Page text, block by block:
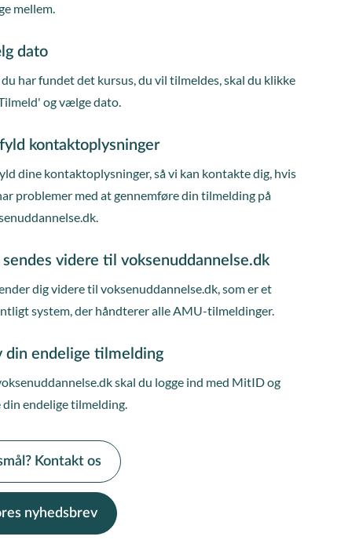
mellem.
dato
har fundet det kursus, du vil tilmeldes, skal du klikke
og vælge dato.
kontaktoplysninger
dine kontaktoplysninger, så vi kan kontakte dig, hvis
problemer med at gennemføre din tilmelding på
sendes videre til voksenuddannelse.dk
dig videre til voksenuddannelse.dk, som er et
system, der håndterer alle AMU-tilmeldinger.
din endelige tilmelding
skal du logge ind med MitID og
din endelige tilmelding.
Kontakt os
nyhedsbrev